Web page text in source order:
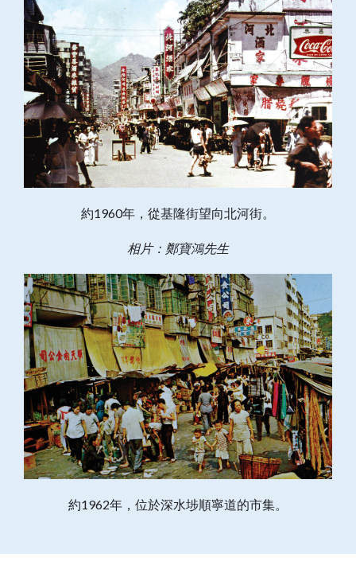
約1960年，從基隆街望向北河街。
相片：鄭寶鴻先生
約1962年，位於深水埗順寧道的市集。